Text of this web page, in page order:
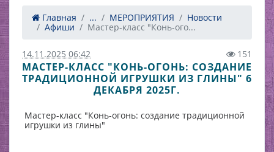
Главная ... МЕРОПРИЯТИЯ
Новости
Афиши
Мастер-класс "Конь-ого...
14.11.2025 06:42 151
МАСТЕР-КЛАСС "КОНЬ-ОГОНЬ: СОЗДАНИЕ
ТРАДИЦИОННОЙ ИГРУШКИ ИЗ ГЛИНЫ" 6
ДЕКАБРЯ 2025Г.
Мастер-класс "Конь-огонь: создание традиционной
игрушки из глины"